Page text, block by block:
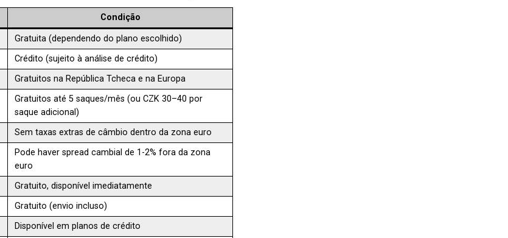
Condição
Gratuita (dependendo do plano escolhido)
Crédito (sujeito à análise de crédito)
Gratuitos na República Tcheca e na Europa
Gratuitos até 5 saques/mês (ou CZK 30–40 por
saque adicional)
Sem taxas extras de câmbio dentro da zona euro
Pode haver spread cambial de 1-2% fora da zona
euro
Gratuito, disponível imediatamente
Gratuito (envio incluso)
Disponível em planos de crédito